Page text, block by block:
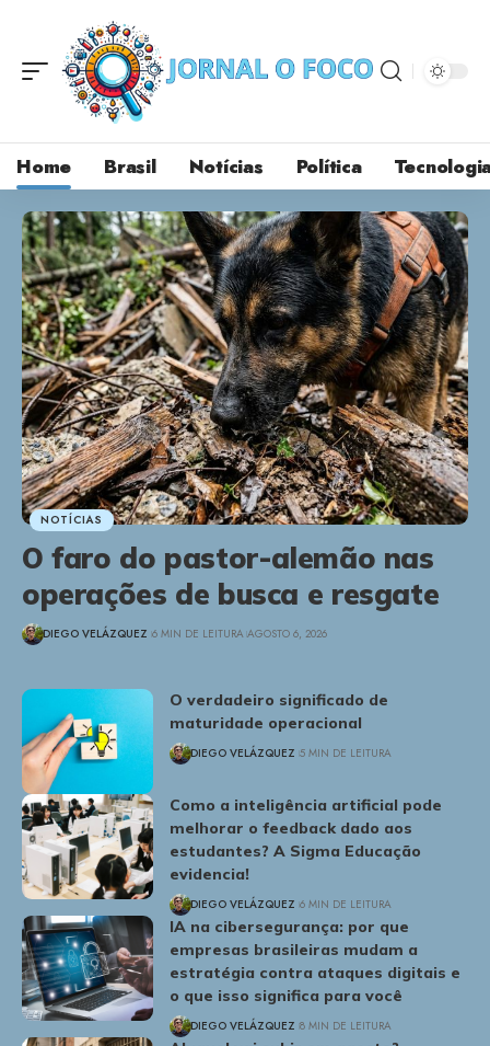
Home Brasil Notícias Política
NOTÍCIAS
O faro do pastor-alemão nas
operações de busca e resgate
DIEGO VELÁZQUEZ 6 MIN DE LEITURA AGOSTO 6, 2026
O verdadeiro significado de
maturidade operacional
DIEGO VELÁZQUEZ 5 MIN DE LEITURA
Como a inteligência artificial pode
melhorar o feedback dado aos
estudantes? A Sigma Educação
evidencia!
DIEGO VELÁZQUEZ 6 MIN DE LEITURA
IA na cibersegurança: por que
empresas brasileiras mudam a
estratégia contra ataques digitais e
o que isso significa para você
DIEGO VELÁZQUEZ 8 MIN DE LEITURA